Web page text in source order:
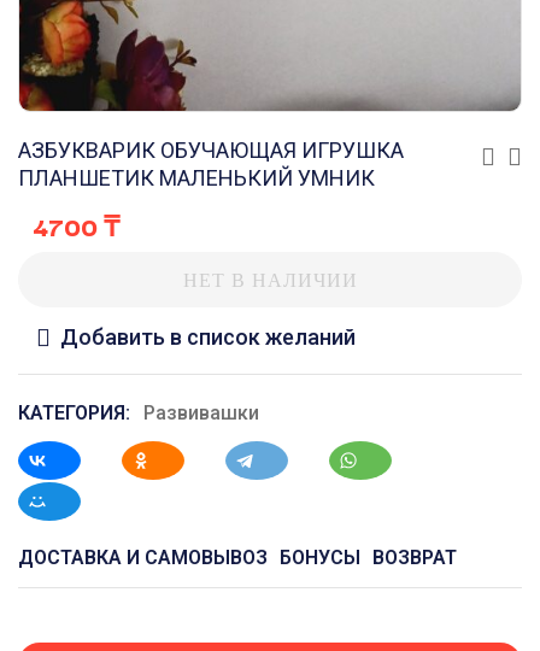
АЗБУКВАРИК ОБУЧАЮЩАЯ ИГРУШКА
ПЛАНШЕТИК МАЛЕНЬКИЙ УМНИК
4700₸
НЕТ В НАЛИЧИИ
Добавить в список желаний
КАТЕГОРИЯ: Развивашки
ДОСТАВКА И САМОВЫВОЗ БОНУСЫ ВОЗВРАТ